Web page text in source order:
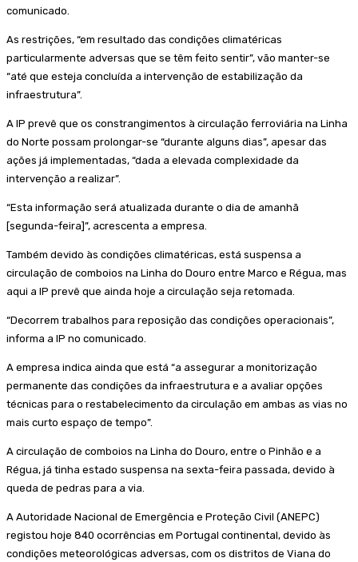
comunicado.
As restrições, “em resultado das condições climatéricas
particularmente adversas que se têm feito sentir”, vão manter-se
“até que esteja concluída a intervenção de estabilização da
infraestrutura”.
A IP prevê que os constrangimentos à circulação ferroviária na Linha
do Norte possam prolongar-se “durante alguns dias”, apesar das
ações já implementadas, “dada a elevada complexidade da
intervenção a realizar”.
“Esta informação será atualizada durante o dia de amanhã
[segunda-feira]”, acrescenta a empresa.
Também devido às condições climatéricas, está suspensa a
circulação de comboios na Linha do Douro entre Marco e Régua, mas
aqui a IP prevê que ainda hoje a circulação seja retomada.
“Decorrem trabalhos para reposição das condições operacionais”,
informa a IP no comunicado.
A empresa indica ainda que está “a assegurar a monitorização
permanente das condições da infraestrutura e a avaliar opções
técnicas para o restabelecimento da circulação em ambas as vias no
mais curto espaço de tempo”.
A circulação de comboios na Linha do Douro, entre o Pinhão e a
Régua, já tinha estado suspensa na sexta-feira passada, devido à
queda de pedras para a via.
A Autoridade Nacional de Emergência e Proteção Civil (ANEPC)
registou hoje 840 ocorrências em Portugal continental, devido às
condições meteorológicas adversas, com os distritos de Viana do